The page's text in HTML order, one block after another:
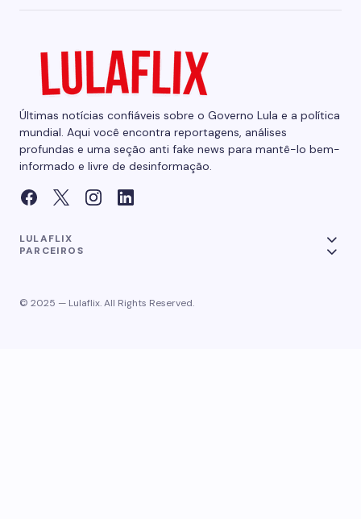
Últimas notícias confiáveis sobre o Governo Lula e a política
mundial. Aqui você encontra reportagens, análises
profundas e uma seção anti fake news para mantê-lo bem-
informado e livre de desinformação.
LULAFLIX
PARCEIROS
© 2025 — Lulaflix. All Rights Reserved.